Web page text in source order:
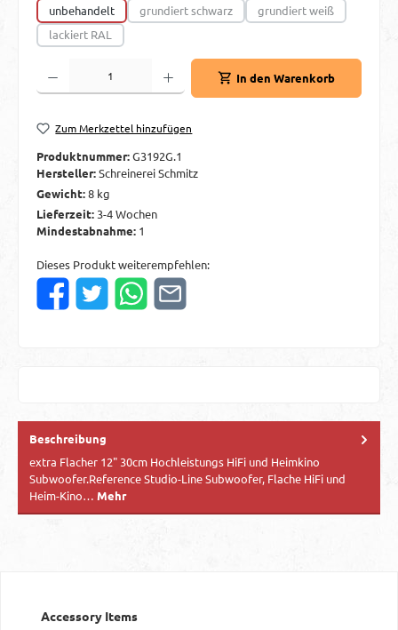
unbehandelt
grundiert schwarz
(Diese Option ist zurzeit nicht verfügbar.)
grundiert weiß
(Diese Option ist
lackiert RAL
(Diese Option ist zurzeit nicht verfügbar.)
Produkt Anzahl: Gib den gewünschten Wert ein oder benutze die Schaltflächen
In den Warenkorb
Zum Merkzettel hinzufügen
Produktnummer:G3192G.1
Hersteller:Schreinerei Schmitz
Gewicht:8 kg
Lieferzeit: 3-4 Wochen
Mindestabnahme: 1
Dieses Produkt weiterempfehlen:
Beschreibung
extra Flacher 12" 30cm Hochleistungs HiFi und Heimkino
Subwoofer.Reference Studio-Line Subwoofer, Flache HiFi und
Heim-Kino… Mehr
Produktgalerie überspringen
Accessory Items